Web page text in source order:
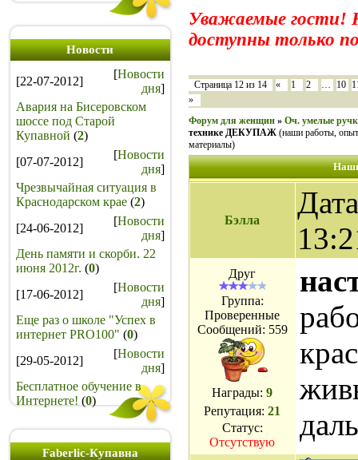
Новости
[22-07-2012]
[Новости
дня]
Авария на Бисеровском
шоссе под Старой
Купавной (2)
[07-07-2012]
[Новости
дня]
Чрезвычайная ситуация в
Краснодарском крае (2)
[24-06-2012]
[Новости
дня]
День памяти и скорби. 22
июня 2012г. (0)
[17-06-2012]
[Новости
дня]
Еще раз о школе "Успех в
интернет PRO100" (0)
[29-05-2012]
[Новости
дня]
Бесплатное обучение в
Интернете! (0)
Faberlic-Купавна
Уважаемые гости!
доступны только
Страница 12 из 14 « 1 2 … 10
»
Форум для женщин » Оч. умелые
технике ДЕКУПАЖ (наши работы,
материалы)
Бэлла
Друг
Группа:
Проверенные
Сообщений: 559
Награды:9
Репутация:21
Статус:
Отсутствую